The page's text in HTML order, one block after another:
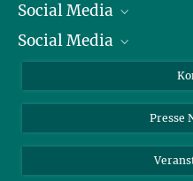
Drei Rätsel der Ozeane
19. JUNI 2026
Drei aktuelle
und Meereströmungen im
Youtube
Präsident
Zahlen und Fakten
Social Media
Bluesky
TikTok
Social Media
Instagram
YouTube
Presse